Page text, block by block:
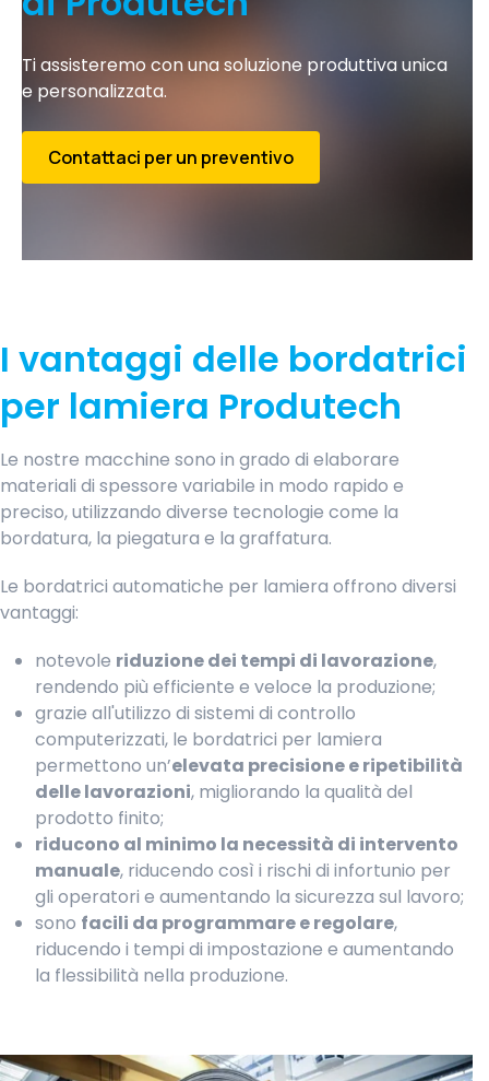
Ti assisteremo con una soluzione produttiva unica
e personalizzata.
Contattaci per un preventivo
I vantaggi delle bordatrici
per lamiera Produtech
Le nostre macchine sono in grado di elaborare
materiali di spessore variabile in modo rapido e
preciso, utilizzando diverse tecnologie come la
bordatura, la piegatura e la graffatura.
Le bordatrici automatiche per lamiera offrono diversi
vantaggi:
notevole riduzione dei tempi di lavorazione,
rendendo più efficiente e veloce la produzione;
grazie all'utilizzo di sistemi di controllo
computerizzati, le bordatrici per lamiera
permettono un’elevata precisione e ripetibilità
delle lavorazioni, migliorando la qualità del
prodotto finito;
riducono al minimo la necessità di intervento
manuale, riducendo così i rischi di infortunio per
gli operatori e aumentando la sicurezza sul lavoro;
sono facili da programmare e regolare,
riducendo i tempi di impostazione e aumentando
la flessibilità nella produzione.